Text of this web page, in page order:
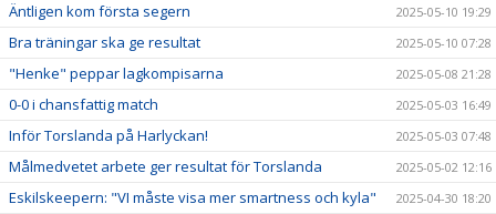
Äntligen kom första segern 2025-05-10 19:29
Bra träningar ska ge resultat 2025-05-10 07:28
"Henke" peppar lagkompisarna 2025-05-08 21:28
0-0 i chansfattig match 2025-05-03 16:49
Inför Torslanda på Harlyckan! 2025-05-03 07:48
Målmedvetet arbete ger resultat för Torslanda 2025-05-02 12:16
Eskilskeepern: "VI måste visa mer smartness och kyla" 2025-04-30 18:20